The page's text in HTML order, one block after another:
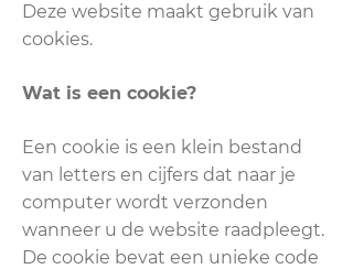
Deze website maakt gebruik van
cookies.
Wat is een cookie?
Een cookie is een klein bestand
van letters en cijfers dat naar je
computer wordt verzonden
wanneer u de website raadpleegt.
De cookie bevat een unieke code